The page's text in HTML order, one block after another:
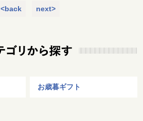
<back next>
お歳暮ギフト